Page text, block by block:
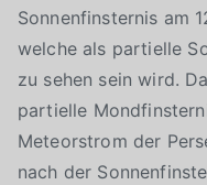
Sonnenfinsternis am
welche als partielle
zu sehen sein wird.
partielle
Meteorstrom der
nach der